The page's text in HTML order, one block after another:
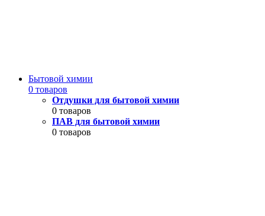
Бытовой химии
0 товаров
Отдушки для бытовой химии
0 товаров
ПАВ для бытовой химии
0 товаров